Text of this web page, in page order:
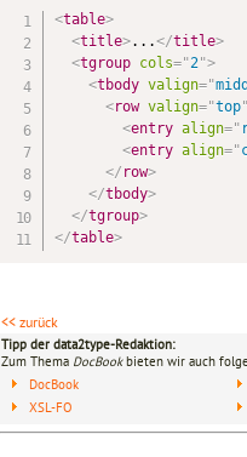
<table>
<title>...</title>
<tgroup cols="2">
<tbody valign="
<row valign="top
<entry align="
<entry align="
</ row>
</tbody>
</tgroup>
</table>
<< zurück
Tipp der data2type-Redaktion:
Zum Thema DocBookbieten wir auch
DocBook
XSL-FO